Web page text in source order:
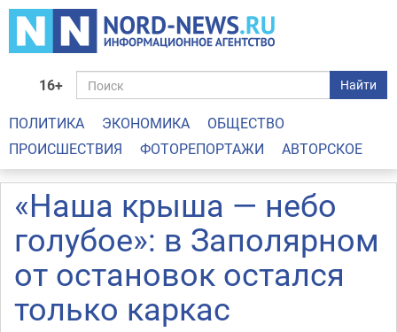
16+ Найти
ПОЛИТИКА ЭКОНОМИКА
ОБЩЕСТВО
ПРОИСШЕСТВИЯ
ФОТОРЕПОРТАЖИ АВТОРСКОЕ
«Наша крыша — небо
голубое»: в Заполярном
от остановок остался
только каркас